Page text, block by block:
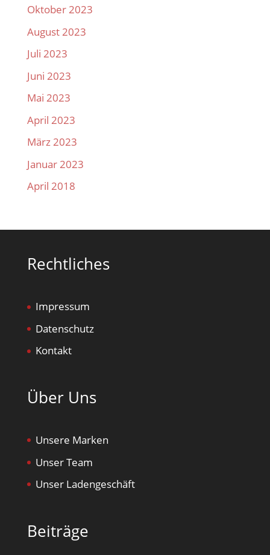
Oktober 2023
August 2023
Juli 2023
Juni 2023
Mai 2023
April 2023
März 2023
Januar 2023
April 2018
Rechtliches
Impressum
Datenschutz
Kontakt
Über Uns
Unsere Marken
Unser Team
Unser Ladengeschäft
Beiträge